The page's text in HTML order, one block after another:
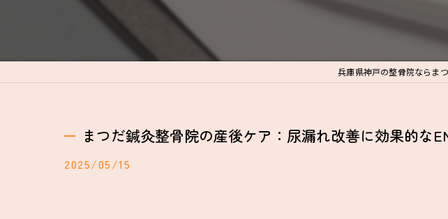
兵庫県神戸の整骨院ならま
まつだ鍼灸整骨院の産後ケア：尿漏れ改善に効果的な
2025/05/15